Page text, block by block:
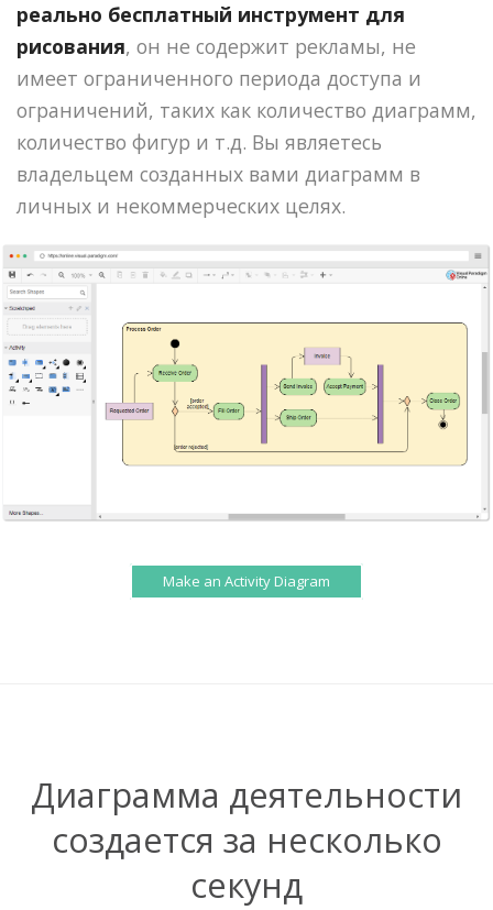
реально бесплатный инструмент для
рисования, он не содержит рекламы, не
имеет ограниченного периода доступа и
ограничений, таких как количество диаграмм,
количество фигур и т.д. Вы являетесь
владельцем созданных вами диаграмм в
личных и некоммерческих целях.
Make an Activity Diagram
Диаграмма деятельности
создается за несколько
секунд